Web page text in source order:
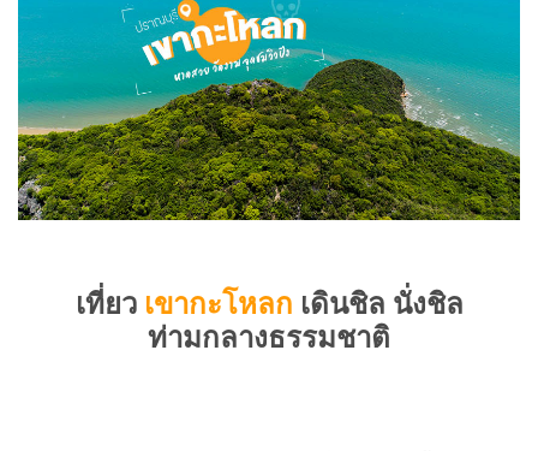
เที่ยว เขากะโหลก เดินชิล นั่งชิล
ท่ามกลางธรรมชาติ